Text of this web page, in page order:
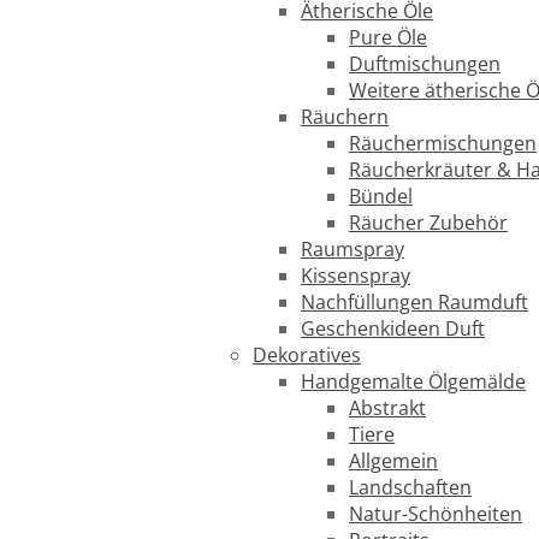
Ätherische Öle
Pure Öle
Duftmischungen
Weitere ätherische
Räuchern
Räuchermischungen
Räucherkräuter &
Bündel
Räucher Zubehör
Raumspray
Kissenspray
Nachfüllungen Raumduft
Geschenkideen Duft
Dekoratives
Handgemalte Ölgemälde
Abstrakt
Tiere
Allgemein
Landschaften
Natur-Schönheiten